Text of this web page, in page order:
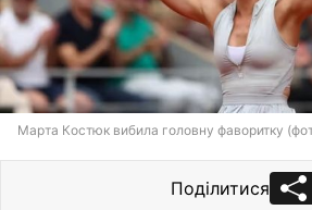
Марта Костюк вибила головну фаворитку
Поділитися